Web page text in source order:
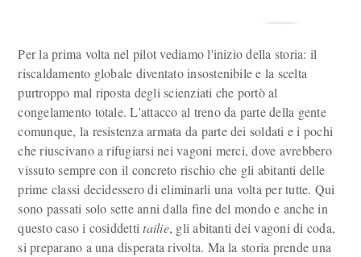
Per la prima volta nel pilot vediamo l'inizio della storia: il
riscaldamento globale diventato insostenibile e la scelta
purtroppo mal riposta degli scienziati che portò al
congelamento totale. L'attacco al treno da parte della gente
comunque, la resistenza armata da parte dei soldati e i pochi
che riuscivano a rifugiarsi nei vagoni merci, dove avrebbero
vissuto sempre con il concreto rischio che gli abitanti delle
prime classi decidessero di eliminarli una volta per tutte. Qui
sono passati solo sette anni dalla fine del mondo e anche in
questo caso i cosiddettitailie, gli abitanti dei vagoni di coda,
si preparano a una disperata rivolta. Ma la storia prende una